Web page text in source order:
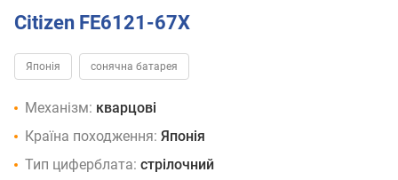
Citizen FE6121-67X
Японія сонячна батарея
Механізм: кварцові
Країна походження: Японія
Тип циферблата: стрілочний